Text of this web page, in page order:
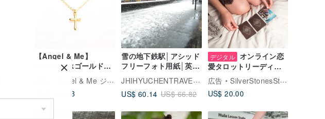
【Angel & Me】
14KGF 14kゴールドフ
ィルド 簡約クロス
Cross ネックレス 誕生
日とバレンタインデー
Angel & Me ジュエリーシルバー
US$ 133.63
雪の地下鉄駅│アシッド
フリーフォト用紙│英国
製│セルフマウント可能
│オリジナルクリアリン
グ
JHIHYUCHENTRAVELPHOTOS
US$ 60.14 US$ 66.82
デジタル オンライン恋
愛タロットリーディン
グ 48 時間 感情の復縁
プロフェッショナルタ
ロット占い オンライン
カード
広告
SilverStonesStars
US$ 20.00